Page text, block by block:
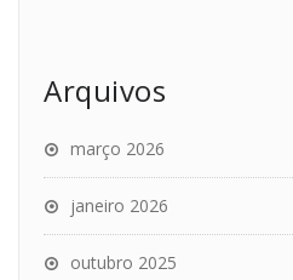
Arquivos
março 2026
janeiro 2026
outubro 2025